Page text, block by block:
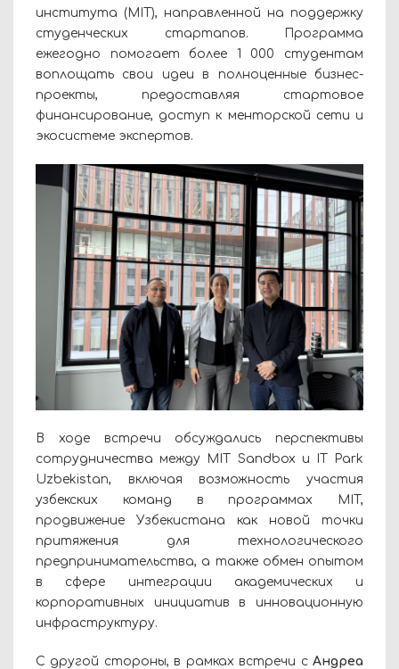
института (MIT), направленной на поддержку
студенческих стартапов. Программа
ежегодно помогает более 1 000 студентам
воплощать свои идеи в полноценные бизнес-
проекты, предоставляя стартовое
финансирование, доступ к менторской сети и
экосистеме экспертов.
В ходе встречи обсуждались перспективы
сотрудничества между MIT Sandbox и IT Park
Uzbekistan, включая возможность участия
узбекских команд в программах MIT,
продвижение Узбекистана как новой точки
притяжения для технологического
предпринимательства, а также обмен опытом
в сфере интеграции академических и
корпоративных инициатив в инновационную
инфраструктуру.
С другой стороны, в рамках встречи с Андреа